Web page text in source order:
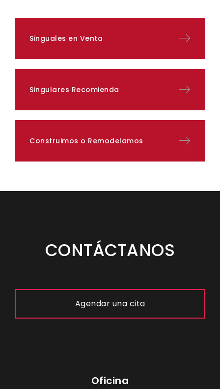
Singuales en Venta
Singulares Recomienda
Construimos o Remodelamos
CONTÁCTANOS
Agendar una cita
Oficina